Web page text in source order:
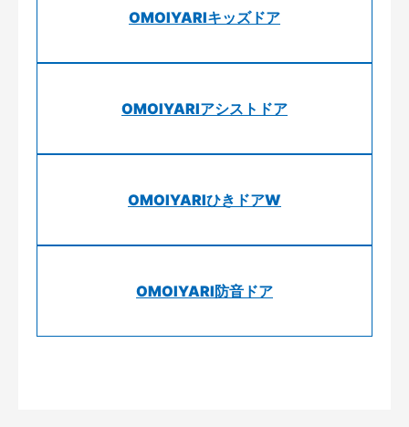
OMOIYARIキッズドア
OMOIYARIアシストドア
OMOIYARIひきドアW
OMOIYARI防音ドア